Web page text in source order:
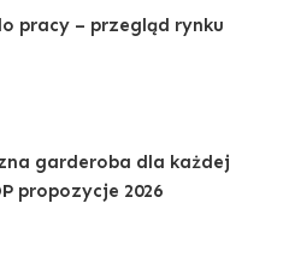
pracy – przegląd rynku
garderoba dla każdej
propozycje 2026